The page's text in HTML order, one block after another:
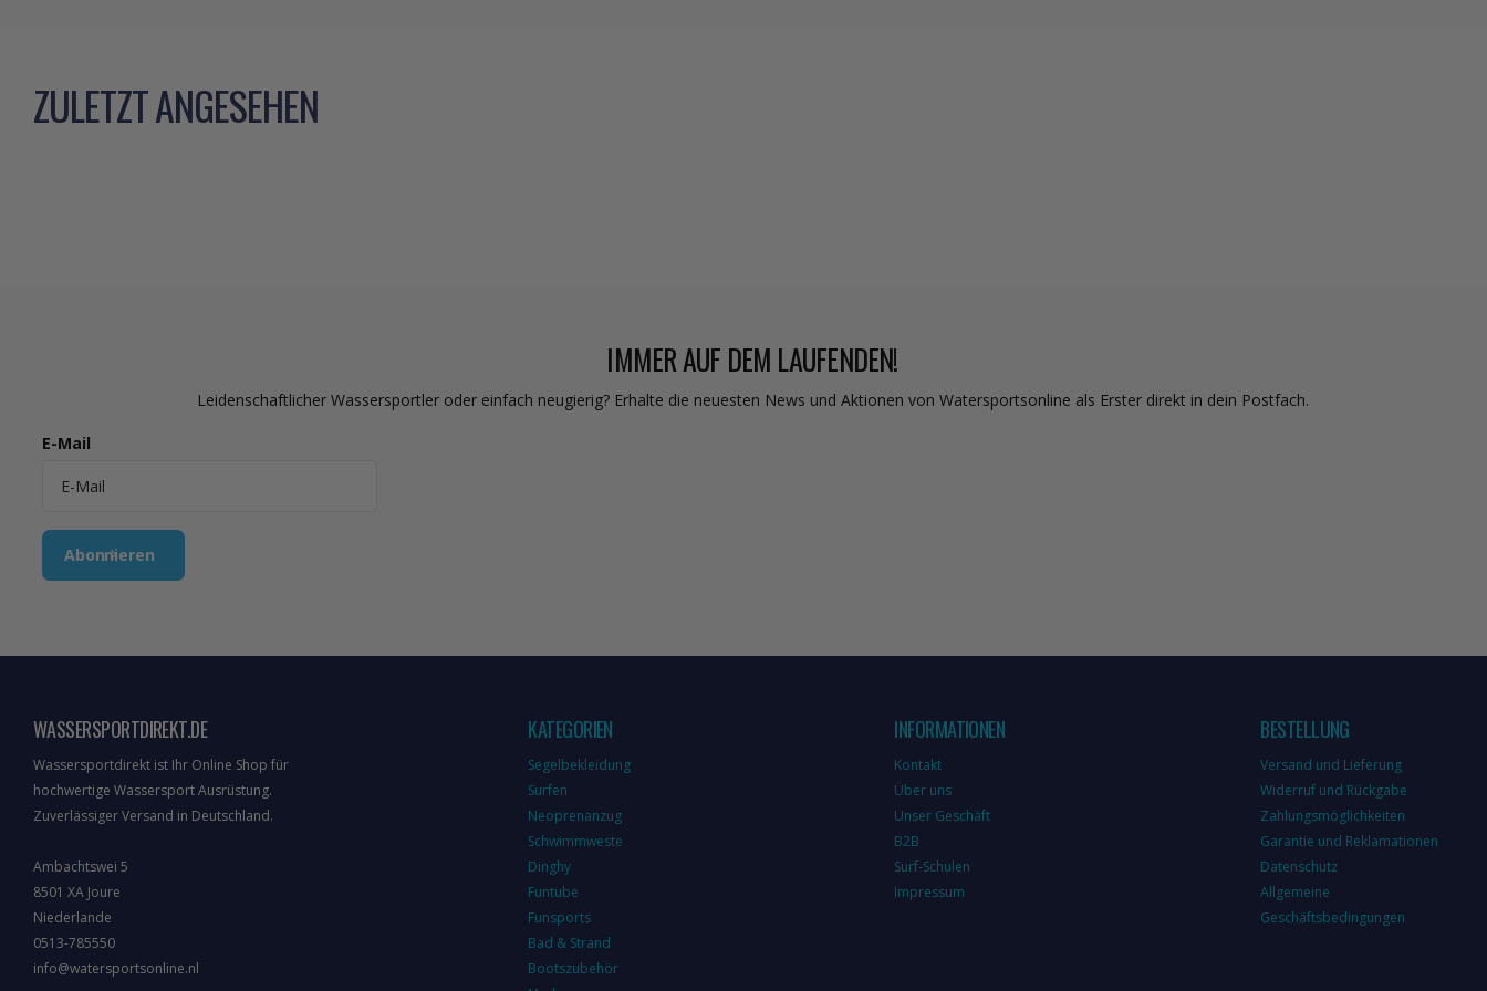
ZULETZT ANGESEHEN
IMMER AUF DEM LAUFENDEN!
Leidenschaftlicher Wassersportler oder einfach neugierig? Erhalte die neuesten News und Aktionen von Watersportsonline als Erster direkt in dein Postfach.
E-Mail
Abonnieren
WASSERSPORTDIREKT.DE
Wassersportdirekt ist Ihr Online Shop für
hochwertige Wassersport Ausrüstung.
Zuverlässiger Versand in Deutschland.
Ambachtswei 5
8501 XA Joure
Niederlande
0513-785550
info@watersportsonline.nl
KATEGORIEN
Segelbekleidung
Surfen
Neoprenanzug
Schwimmweste
Dinghy
Funtube
Funsports
Bad & Strand
Bootszubehör
INFORMATIONEN
Kontakt
Über uns
Unser Geschäft
B2B
Surf-Schulen
Impressum
BESTELLUNG
Versand und Lieferung
Widerruf und Rückgabe
Zahlungsmöglichkeiten
Garantie und Reklamationen
Datenschutz
Allgemeine
Geschäftsbedingungen